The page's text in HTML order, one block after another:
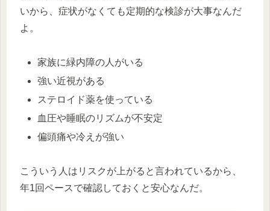
いから、症状がなくても定期的な検診が大事なんだ
よ。
家族に緑内障の人がいる
強い近視がある
ステロイド薬を使っている
血圧や睡眠のリズムが不安定
偏頭痛や冷えが強い
こういう人はリスクが上がると言われているから、
年1回ペースで確認しておくと安心なんだ。